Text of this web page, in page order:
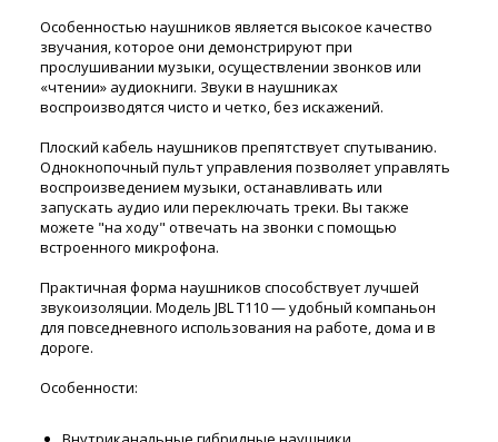
Особенностью наушников является высокое качество
звучания, которое они демонстрируют при
прослушивании музыки, осуществлении звонков или
«чтении» аудиокниги. Звуки в наушниках
воспроизводятся чисто и четко, без искажений.
Плоский кабель наушников препятствует спутыванию.
Однокнопочный пульт управления позволяет управлять
воспроизведением музыки, останавливать или
запускать аудио или переключать треки. Вы также
можете "на ходу" отвечать на звонки с помощью
встроенного микрофона.
Практичная форма наушников способствует лучшей
звукоизоляции. Модель JBL T110 — удобный компаньон
для повседневного использования на работе, дома и в
дороге.
Особенности: